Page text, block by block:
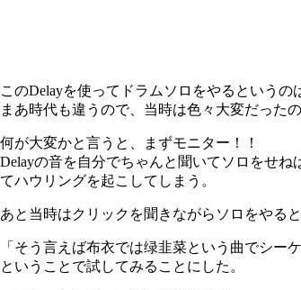
このDelayを使ってドラムソロをやるというの
まあ時代も違うので、当時は色々大変だった
何が大変かと言うと、まずモニター！！
Delayの音を自分でちゃんと聞いてソロをせ
てハウリングを起こしてしまう。
あと当時はクリックを聞きながらソロをやる
「そう言えば布衣では绿韭菜という曲でシー
ということで試してみることにした。